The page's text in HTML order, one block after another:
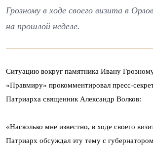
Грозному в ходе своего визита в
на прошлой неделе.
Ситуацию вокруг памятника Ивану
«Правмиру» прокомментировал пресс-
Патриарха священник Александр Волков:
«Насколько мне известно, в ходе своего
Патриарх обсуждал эту тему с